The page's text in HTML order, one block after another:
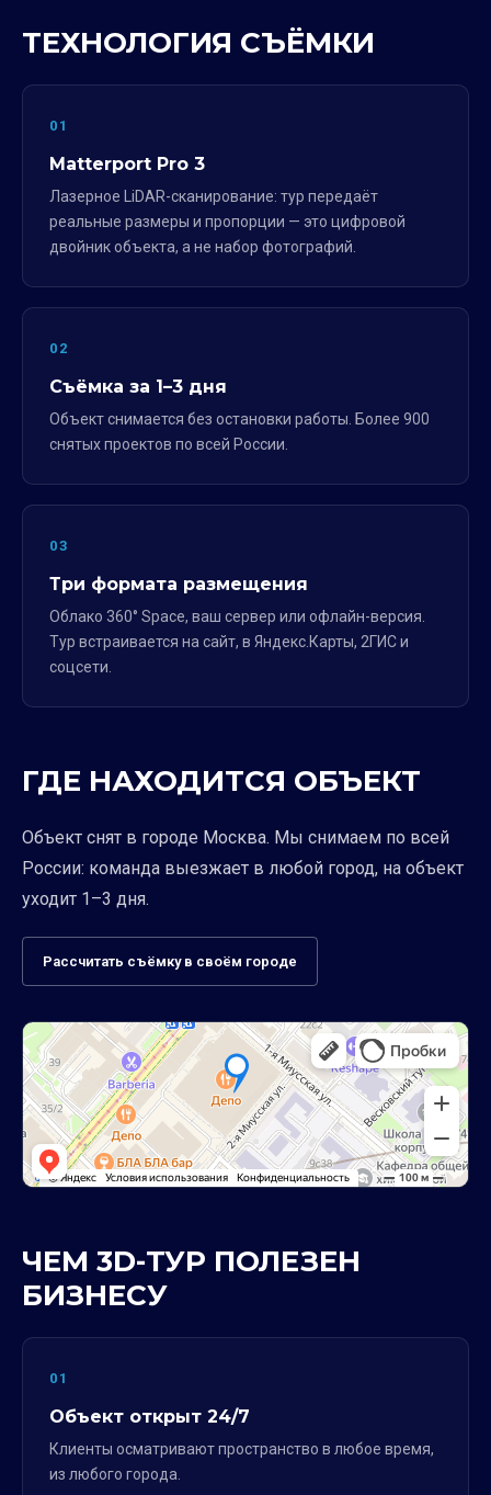
ТЕХНОЛОГИЯ СЪЁМКИ
01
Matterport Pro 3
Лазерное LiDAR-сканирование: тур передаёт
реальные размеры и пропорции — это цифровой
двойник объекта, а не набор фотографий.
02
Съёмка за 1–3 дня
Объект снимается без остановки работы. Более 900
снятых проектов по всей России.
03
Три формата размещения
Облако 360° Space, ваш сервер или офлайн-версия.
Тур встраивается на сайт, в Яндекс.Карты, 2ГИС и
соцсети.
ГДЕ НАХОДИТСЯ ОБЪЕКТ
Объект снят в городе Москва. Мы снимаем по всей
России: команда выезжает в любой город, на объект
уходит 1–3 дня.
Рассчитать съёмку в своём городе
ЧЕМ 3D-ТУР ПОЛЕЗЕН
БИЗНЕСУ
01
Объект открыт 24/7
Клиенты осматривают пространство в любое время,
из любого города.